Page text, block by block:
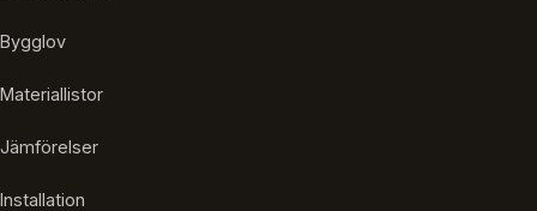
Bygglov
Materiallistor
Jämförelser
Installation